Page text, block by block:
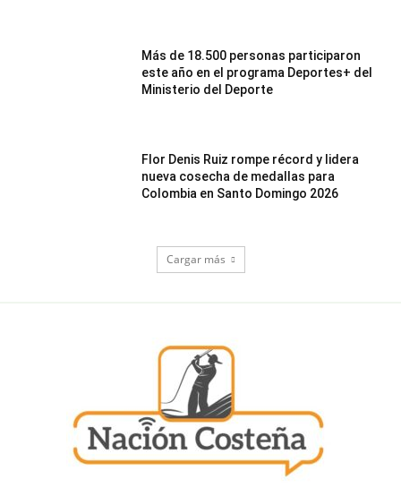
Más de 18.500 personas participaron
este año en el programa Deportes+ del
Ministerio del Deporte
Flor Denis Ruiz rompe récord y lidera
nueva cosecha de medallas para
Colombia en Santo Domingo 2026
Cargar más